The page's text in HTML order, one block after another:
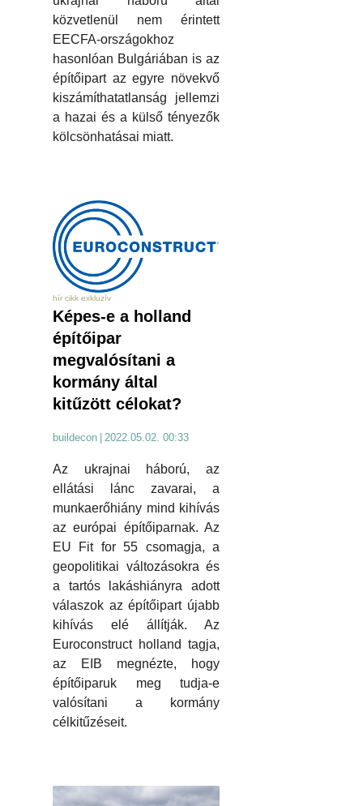
közvetlenül nem érintett
EECFA-országokhoz
hasonlóan Bulgáriában is az
építőipart az egyre növekvő
kiszámíthatatlanság jellemzi
a hazai és a külső tényezők
kölcsönhatásai miatt.
hír cikk exkluzív
Képes-e a holland
építőipar
megvalósítani a
kormány által
kitűzött célokat?
buildecon 2022.05.02. 00:33
Az ukrajnai háború, az
ellátási lánc zavarai, a
munkaerőhiány mind kihívás
az európai építőiparnak. Az
EU Fit for 55 csomagja, a
geopolitikai változásokra és
a tartós lakáshiányra adott
válaszok az építőipart újabb
kihívás elé állítják. Az
Euroconstruct holland tagja,
az EIB megnézte, hogy
építőiparuk meg tudja-e
valósítani a kormány
célkitűzéseit.